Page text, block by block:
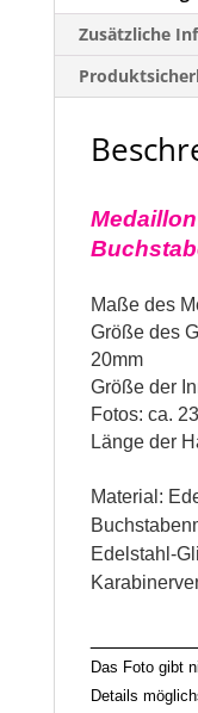
Zusätzliche
Medaillon
Maße des
Größe des
20mm
Größe der
Fotos: ca.
Länge der
Material:
Edelstahl-
Das Foto gibt
Details